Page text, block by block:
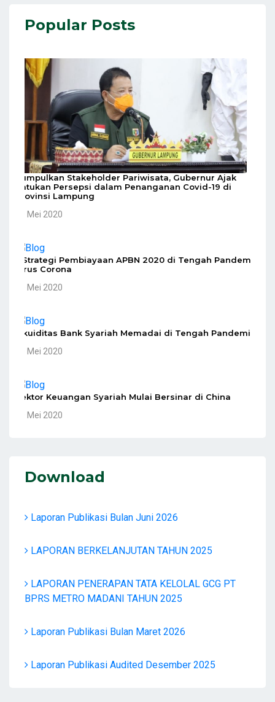
Popular Posts
Kumpulkan Stakeholder Pariwisata, Gubernur Ajak
Satukan Persepsi dalam Penanganan Covid-19 di
Provinsi Lampung
10 Mei 2020
5 Strategi Pembiayaan APBN 2020 di Tengah Pandemi
Virus Corona
10 Mei 2020
Likuiditas Bank Syariah Memadai di Tengah Pandemi
10 Mei 2020
Sektor Keuangan Syariah Mulai Bersinar di China
10 Mei 2020
Download
Laporan Publikasi Bulan Juni 2026
LAPORAN BERKELANJUTAN TAHUN 2025
LAPORAN PENERAPAN TATA KELOLAL GCG PT
BPRS METRO MADANI TAHUN 2025
Laporan Publikasi Bulan Maret 2026
Laporan Publikasi Audited Desember 2025